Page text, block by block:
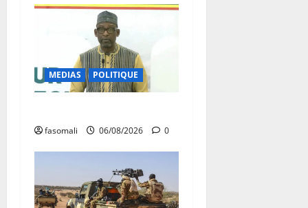
MEDIAS POLITIQUE
fasomali 06/08/2026 0